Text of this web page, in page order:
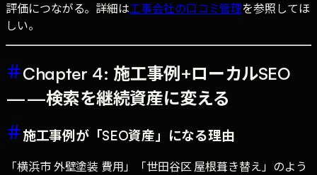
評価につながる。詳細は工事会社の口コミ管理を参照してほ
しい。
Chapter 4: 施工事例+ローカルSEO
——検索を継続資産に変える
施工事例が「SEO資産」になる理由
「横浜市 外壁塗装 費用」「世田谷区 屋根葺き替え」のよう